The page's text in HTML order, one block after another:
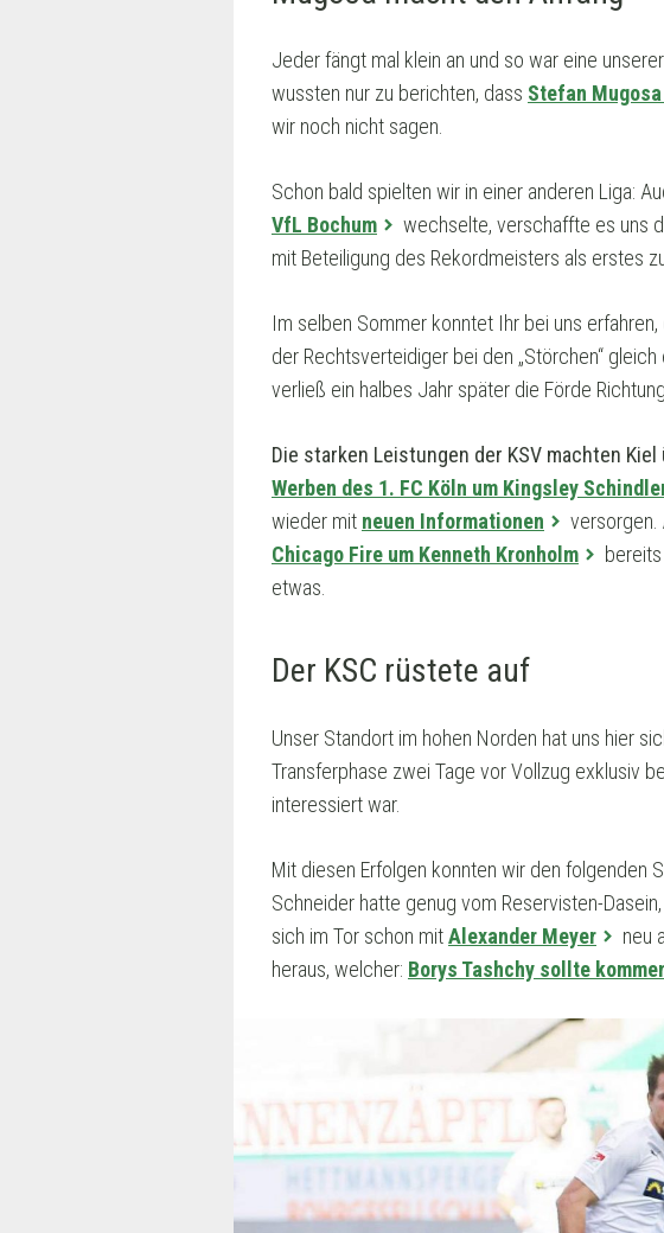
Jeder fängt mal klein an und so war eine
wussten nur zu berichten, dass Stefan
wir noch nicht sagen.
Schon bald spielten wir in einer anderen Liga:
VfL Bochum
wechselte, verschaffte es uns
mit Beteiligung des Rekordmeisters als erstes
Im selben Sommer konntet Ihr bei uns erfahren,
der Rechtsverteidiger bei den „Störchen“
verließ ein halbes Jahr später die Förde
Die starken Leistungen der KSV machten
Werben des 1. FC Köln um Kingsley
wieder mit neuen Informationen
versorgen.
Chicago Fire um Kenneth Kronholm
etwas.
Der KSC rüstete auf
Unser Standort im hohen Norden hat uns hier
Transferphase zwei Tage vor Vollzug exklusiv
interessiert war.
Mit diesen Erfolgen konnten wir den folgenden
Schneider hatte genug vom Reservisten-
sich im Tor schon mitAlexander Meyer
neu
heraus, welcher: Borys Tashchy sollte